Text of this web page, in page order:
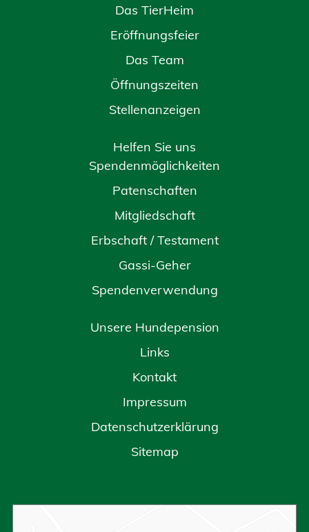
Das TierHeim
Eröffnungsfeier
Das Team
Öffnungszeiten
Stellenanzeigen
Helfen Sie uns
Spendenmöglichkeiten
Patenschaften
Mitgliedschaft
Erbschaft / Testament
Gassi-Geher
Spendenverwendung
Unsere Hundepension
Links
Kontakt
Impressum
Datenschutzerklärung
Sitemap